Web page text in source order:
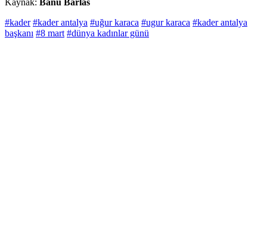
Kaynak: Banu Barlas
#kader #kader antalya #uğur karaca #ugur karaca #kader antalya
başkanı #8 mart #dünya kadınlar günü